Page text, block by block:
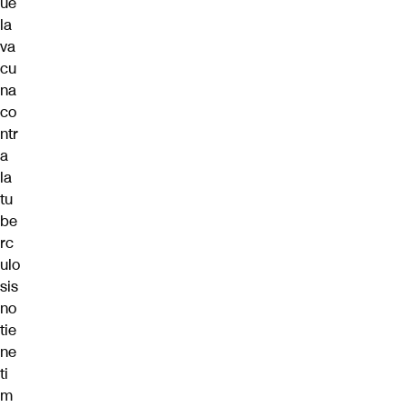
la
va
cu
na
co
ntr
a
la
tu
be
rc
ulo
sis
no
tie
ne
ti
m